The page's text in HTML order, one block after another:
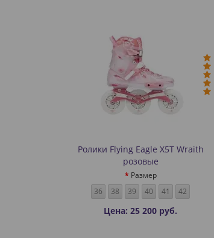
Ролики Flying Eagle X5T Wraith
розовые
Размер
36
38 39 40 41 42
Цена: 25 200 руб.